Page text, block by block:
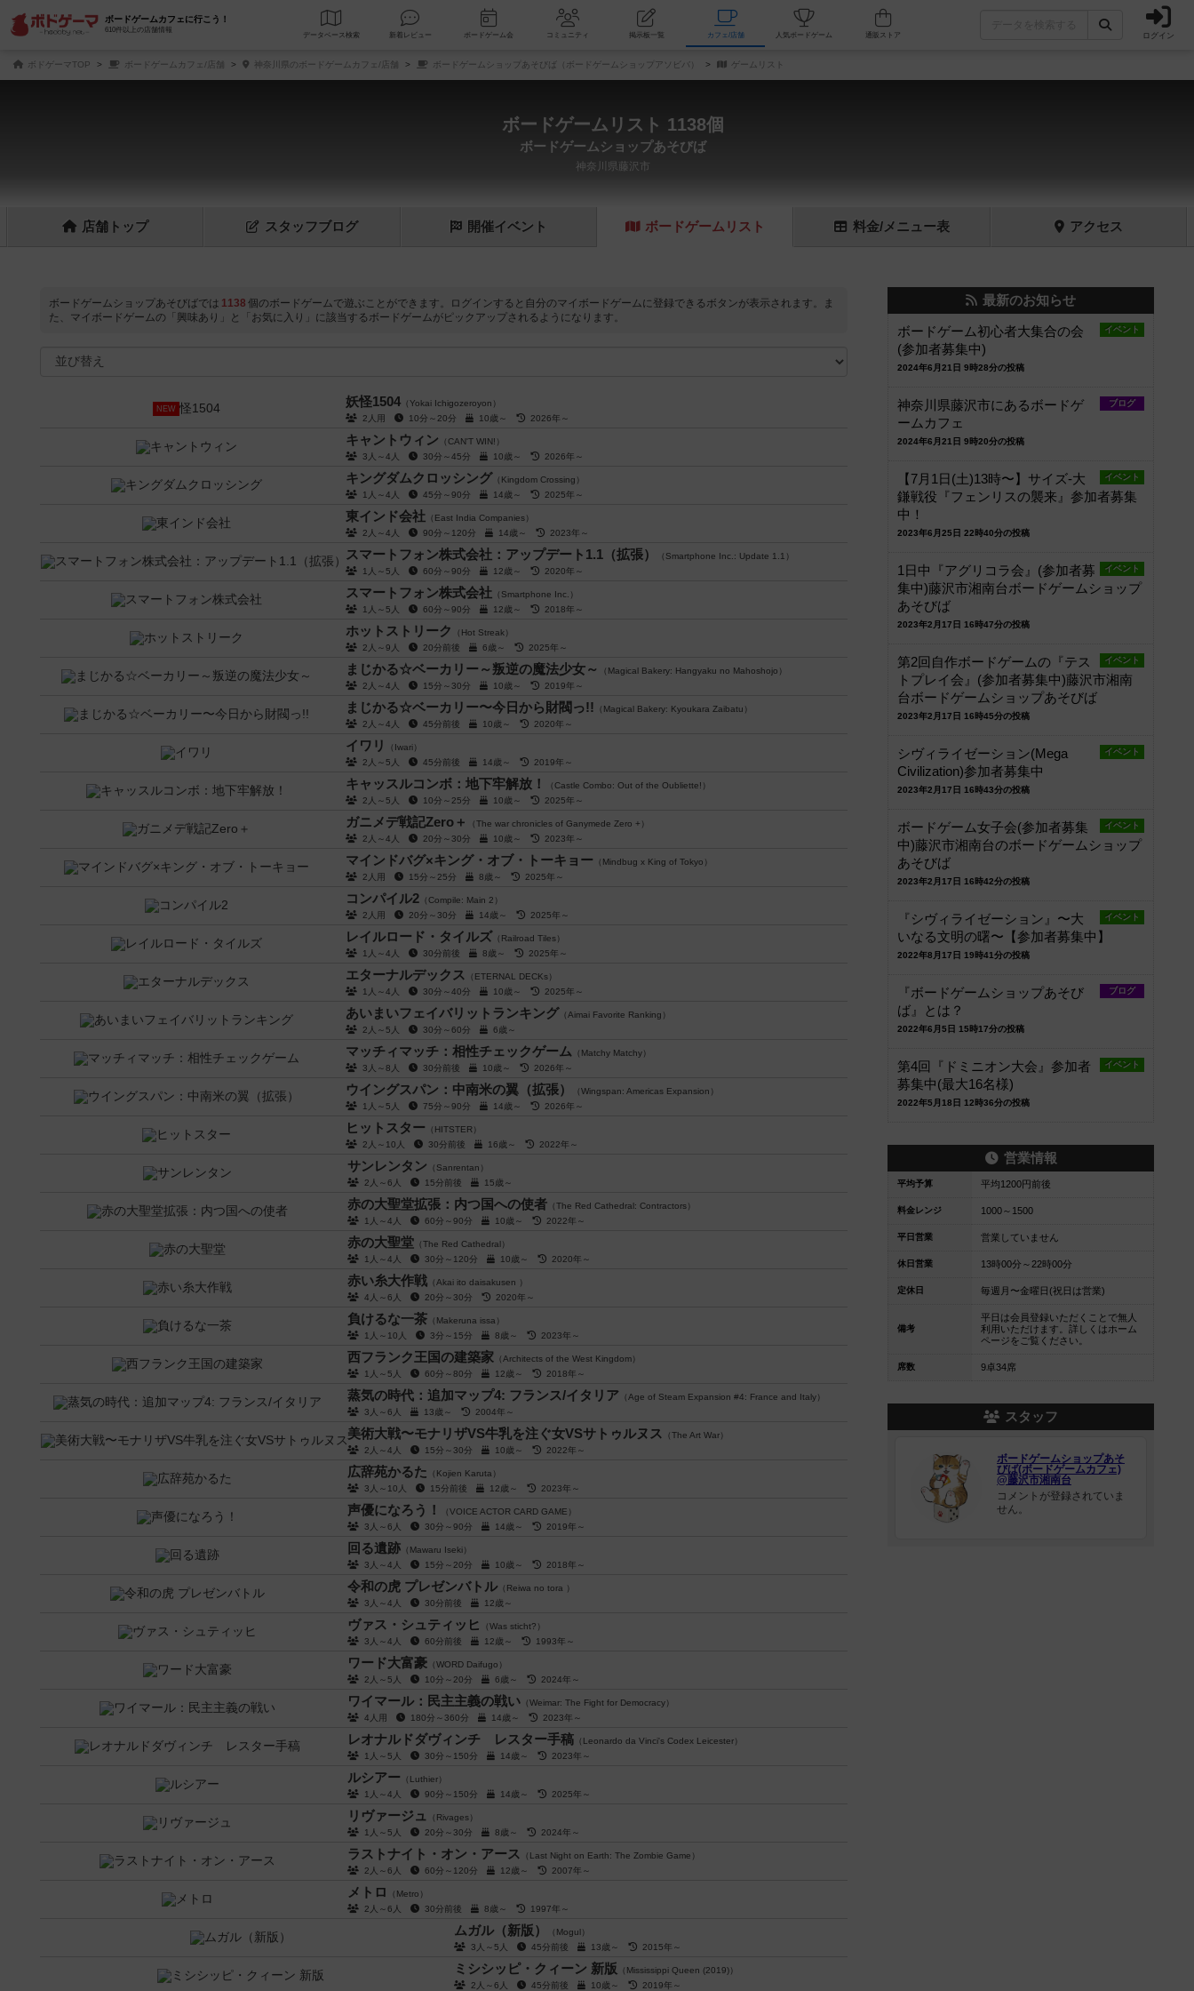
ボードゲームカフェに行こう！
610件以上の店舗情報
データベース 検索 新着レビュー ボードゲーム会 コミュニティ 掲示板一覧 カフェ/店舗 人気ボードゲーム ログイン
ボドゲーマTOP ボードゲームカフェ/店舗 神奈川県のボードゲームカフェ/店舗 ボードゲームショップあそびば（ボードゲームショップアソビバ） ゲームリスト
ボードゲームリスト 1138個
ボードゲームショップあそびば
神奈川県藤沢市
店舗 トップ スタッフブログ 開催イベント ボードゲーム リスト 料金/メニュー表 アクセス
ボードゲームショップあそびばでは 1138 個のボードゲームで遊ぶことができます。ログインすると自分のマイボードゲームに登録できるボタンが表示されます。ま
た、マイボードゲームの「興味あり」と「お気に入り」に該当するボードゲームがピックアップされるようになります。
NEW 妖怪1504 （Yokai Ichigozeroyon）
2人用
10分～20分 10歳～ 2026年～
キャントウィン （CAN'T WIN!）
3人～4人
30分～45分 10歳～ 2026年～
キングダムクロッシング （Kingdom Crossing）
1人～4人
45分～90分 14歳～ 2025年～
東インド会社 （East India Companies）
2人～4人
90分～120分 14歳～ 2023年～
スマートフォン株式会社：アップデート1.1（拡張）
（Smartphone Inc.: Update 1.1）
1人～5人
60分～90分 12歳～ 2020年～
スマートフォン株式会社 （Smartphone Inc.）
1人～5人
60分～90分 12歳～ 2018年～
ホットストリーク
（Hot Streak）
2人～9人
20分前後 6歳～ 2025年～
まじかる☆ベーカリー～叛逆の魔法少女～
（Magical Bakery: Hangyaku no Mahoshojo）
2人～4人
15分～30分 10歳～ 2019年～
まじかる☆ベーカリー〜今日から財閥っ!! （Magical Bakery: Kyoukara Zaibatu）
2人～4人
45分前後 10歳～ 2020年～
イワリ
（Iwari）
2人～5人
45分前後 14歳～ 2019年～
キャッスルコンボ：地下牢解放！
（Castle Combo: Out of the Oubliette!）
2人～5人
10分～25分 10歳～ 2025年～
ガニメデ戦記Zero＋
（The war chronicles of Ganymede Zero +）
2人～4人
20分～30分 10歳～ 2023年～
マインドバグ×キング・オブ・トーキョー （Mindbug x King of Tokyo）
2人用
15分～25分 8歳～ 2025年～
コンパイル2 （Compile: Main 2）
2人用
20分～30分 14歳～ 2025年～
レイルロード・タイルズ （Railroad Tiles）
1人～4人
30分前後 8歳～ 2025年～
エターナルデックス
（ETERNAL DECKs）
1人～4人
30分～40分 10歳～ 2025年～
あいまいフェイバリットランキング （Aimai Favorite Ranking）
2人～5人
30分～60分 6歳～
マッチィマッチ：相性チェックゲーム （Matchy Matchy）
3人～8人
30分前後 10歳～ 2026年～
ウイングスパン：中南米の翼（拡張）
（Wingspan: Americas Expansion）
1人～5人
75分～90分 14歳～ 2026年～
ヒットスター （HITSTER）
2人～10人
30分前後 16歳～ 2022年～
サンレンタン （Sanrentan）
2人～6人
15分前後 15歳～
赤の大聖堂拡張：内つ国への使者 （The Red Cathedral: Contractors）
1人～4人
60分～90分 10歳～ 2022年～
赤の大聖堂 （The Red Cathedral）
1人～4人
30分～120分 10歳～ 2020年～
赤い糸大作戦 （Akai ito daisakusen ）
4人～6人
20分～30分 2020年～
負けるな一茶 （Makeruna issa）
1人～10人
3分～15分 8歳～ 2023年～
西フランク王国の建築家 （Architects of the West Kingdom）
1人～5人
60分～80分 12歳～ 2018年～
蒸気の時代：追加マップ4: フランス/イタリア （Age of Steam Expansion #4: France and Italy）
3人～6人
13歳～ 2004年～
美術大戦〜モナリザVS牛乳を注ぐ女VSサトゥルヌス
（The Art War）
2人～4人
15分～30分 10歳～ 2022年～
広辞苑かるた （Kojien Karuta）
3人～10人
15分前後 12歳～ 2023年～
声優になろう！
（VOICE ACTOR CARD GAME）
3人～6人
30分～90分 14歳～ 2019年～
回る遺跡 （Mawaru Iseki）
3人～4人
15分～20分 10歳～ 2018年～
令和の虎 プレゼンバトル （Reiwa no tora ）
3人～4人
30分前後 12歳～
ヴァス・シュティッヒ
（Was sticht?）
3人～4人
60分前後 12歳～ 1993年～
ワード大富豪 （WORD Daifugo）
2人～5人
10分～20分 6歳～ 2024年～
ワイマール：民主主義の戦い （Weimar: The Fight for Democracy）
4人用
180分～360分 14歳～ 2023年～
レオナルドダヴィンチ レスター手稿 （Leonardo da Vinci's Codex Leicester）
1人～5人
30分～150分 14歳～ 2023年～
ルシアー （Luthier）
1人～4人
90分～150分 14歳～ 2025年～
リヴァージュ
（Rivages）
1人～5人
20分～30分 8歳～ 2024年～
ラストナイト・オン・アース
（Last Night on Earth: The Zombie Game）
2人～6人
60分～120分 12歳～ 2007年～
メトロ
（Metro）
2人～6人
30分前後 8歳～ 1997年～
ムガル（新版）
（Mogul）
3人～5人
45分前後 13歳～ 2015年～
ミシシッピ・クィーン 新版 （Mississippi Queen (2019)）
2人～6人
45分前後 10歳～ 2019年～
最新のお知らせ
イベント
ボードゲーム初心者大集合の会
(参加者募集中)
2024年6月21日 9時28分の投稿
ブログ
神奈川県藤沢市にあるボードゲ
ームカフェ
2024年6月21日 9時20分の投稿
イベント
【7月1日(土)13時〜】サイズ-大
鎌戦役『フェンリスの襲来』参加者募集
中！
2023年6月25日 22時40分の投稿
イベント
1日中『アグリコラ会』(参加者募
集中)藤沢市湘南台ボードゲームショップ
あそびば
2023年2月17日 16時47分の投稿
イベント
第2回自作ボードゲームの『テス
トプレイ会』(参加者募集中)藤沢市湘南
台ボードゲームショップあそびば
2023年2月17日 16時45分の投稿
イベント
シヴィライゼーション(Mega
Civilization)参加者募集中
2023年2月17日 16時43分の投稿
イベント
ボードゲーム女子会(参加者募集
中)藤沢市湘南台のボードゲームショップ
あそびば
2023年2月17日 16時42分の投稿
イベント
『シヴィライゼーション』〜大
いなる文明の曙〜【参加者募集中】
2022年8月17日 19時41分の投稿
ブログ
『ボードゲームショップあそび
ば』とは？
2022年6月5日 15時17分の投稿
イベント
第4回『ドミニオン大会』参加者
募集中(最大16名様)
2022年5月18日 12時36分の投稿
営業情報
平均予算 平均1200円前後
料金レンジ 1000～1500
平日営業 営業していません
休日営業 13時00分～22時00分
定休日 毎週月〜金曜日(祝日は営業)
備考
平日は会員登録いただくことで無人
利用いただけます。詳しくはホーム
ページをご覧ください。
席数 9卓34席
スタッフ
ボードゲームショップあそ
びば(ボードゲームカフェ)
@藤沢市湘南台
コメントが登録されていま
せん。